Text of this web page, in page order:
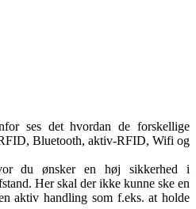
ses det hvordan de forskellige
Bluetooth, aktiv-RFID, Wifi og
du ønsker en høj sikkerhed i
Her skal der ikke kunne ske en
aktiv handling som f.eks. at holde